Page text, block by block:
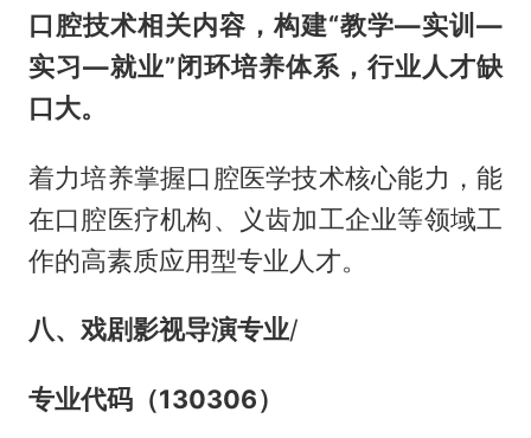
口腔技术相关内容，构建“教学—实训—
实习—就业”闭环培养体系，行业人才缺
口大。
着力培养掌握口腔医学技术核心能力，能
在口腔医疗机构、义齿加工企业等领域工
作的高素质应用型专业人才。
八、戏剧影视导演专业/
专业代码（130306）